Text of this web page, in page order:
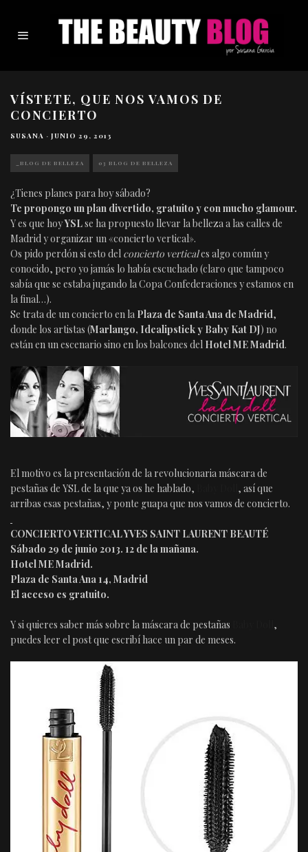
VÍSTETE, QUE NOS VAMOS DE
CONCIERTO
SUSANA · JUNIO 29, 2013
_BLOG DE BELLEZA 03 BLOG DE BELLEZA
¿Tienes planes para hoy sábado?
Te propongo un plan divertido, gratuito y con mucho glamour.
Y es que hoyYSLse ha propuesto llevar la belleza a las calles de
Madrid y organizar un «concierto vertical».
Os pido perdón si esto del concierto verticales algo común y
conocido, pero yo jamás lo había escuchado (claro que tampoco
sabía que se estaba jugando la Copa Confederaciones y estamos en
la final…).
Se trata de un concierto en la Plaza de Santa Ana de Madrid,
donde los artistas (Marlango, Idealipstick y Baby Kat DJ) no
están en un escenario sino en los balcones del Hotel ME Madrid.
El motivo es la presentación de la revolucionaria máscara de
pestañas de YSL de la que ya os he hablado,
, así que
arribas esas pestañas, y ponte guapa que nos vamos de concierto.
CONCIERTO VERTICAL YVES SAINT LAURENT BEAUTÉ
Sábado 29 de junio 2013. 12 de la mañana.
Hotel ME Madrid.
Plaza de Santa Ana 14, Madrid
El acceso es gratuito.
Y si quieres saber más sobre la máscara de pestañas
,
puedes leer el post que escribí hace un par de meses.